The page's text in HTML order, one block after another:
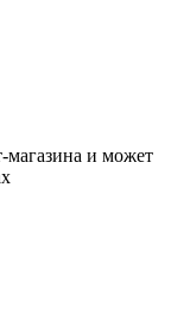
магазина и может